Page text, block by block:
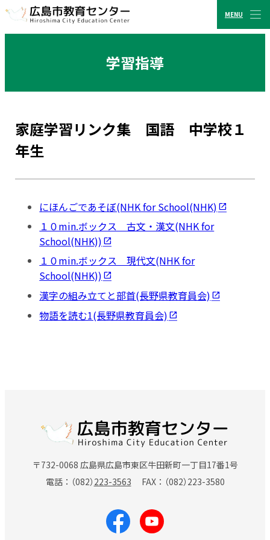
広島市教育センター
学習指導
家庭学習リンク集 国語 中学校１
年生
にほんごであそぼ(NHK for School(NHK)
１０min.ボックス 古文・漢文(NHK for
School(NHK))
１０min.ボックス 現代文(NHK for
School(NHK))
漢字の組み立てと部首(長野県教育員会)
物語を読む1(長野県教育員会)
〒732-0068 広島県広島市東区牛田新町一丁目17番1号
電話 （082）223-3563 FAX （082）223-3580
MENU